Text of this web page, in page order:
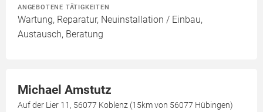
ANGEBOTENE TÄTIGKEITEN
Wartung, Reparatur, Neuinstallation / Einbau,
Austausch, Beratung
Michael Amstutz
Auf der Lier 11, 56077 Koblenz (15km von 56077 Hübingen)